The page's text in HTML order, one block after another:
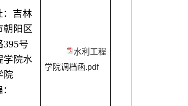
：吉林
朝阳区
395号
学院水
院
水利工程
学院调档函.pdf